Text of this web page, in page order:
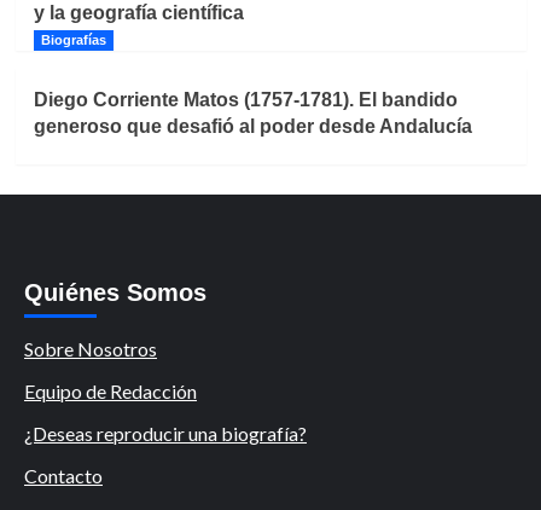
y la geografía científica
Biografías
Diego Corriente Matos (1757-1781). El bandido
generoso que desafió al poder desde Andalucía
Quiénes Somos
Sobre Nosotros
Equipo de Redacción
¿Deseas reproducir una biografía?
Contacto